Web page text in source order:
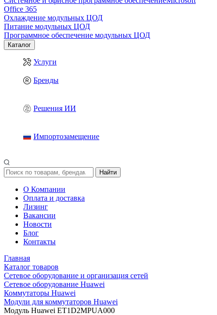
Office 365
Охлаждение модульных ЦОД
Питание модульных ЦОД
Программное обеспечение модульных ЦОД
Каталог
Услуги
Бренды
Решения ИИ
Импортозамещение
Найти
О Компании
Оплата и доставка
Лизинг
Вакансии
Новости
Блог
Контакты
Главная
Каталог товаров
Сетевое оборудование и организация сетей
Сетевое оборудование Huawei
Коммутаторы Huawei
Модули для коммутаторов Huawei
Модуль Huawei ET1D2MPUA000